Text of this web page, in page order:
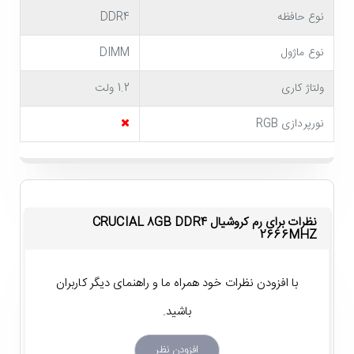
کلی حافظه های DDR4 نسل جدید حافظه های رم هستند و
برند. همچنین باید به این نکته اشاره کنیم که حافظه موقت
تشکیل شده و کارایی ایده آلی برای اجرای چند برنامه
مختلف به صورت هم زمان دارد. بنابراین در هنگام کار با
عملکرد آن مواجه نخواهید شد. با توجه به این مشخصات
شکل ظاهری رم Crucial 8GB DDR4
نوع حافظه
DDR4
نوع ماژول
DIMM
ولتاژ کاری
1.2 ولت
نورپردازی RGB
نظرات برای رم کروشیال CRUCIAL 8GB DDR4
2666MHZ
با افزودن نظرات خود همراه ما و راهنمای دیگر کاربران
باشید.
افزودن نظر